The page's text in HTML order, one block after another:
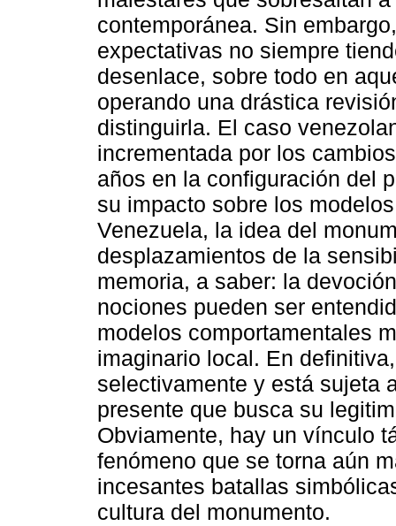
contemporánea. Sin
expectativas no siempre
desenlace, sobre todo en
operando una drástica
distinguirla. El caso
incrementada por los
años en la configuración del
su impacto sobre los
Venezuela, la idea del
desplazamientos de la
memoria, a saber: la
nociones pueden ser
modelos comportamentales
imaginario local. En
selectivamente y está sujeta
presente que busca su
Obviamente, hay un vínculo
fenómeno que se torna aún
incesantes batallas
cultura del monumento.